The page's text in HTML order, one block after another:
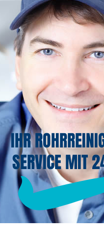
IHR
SERVICE MIT